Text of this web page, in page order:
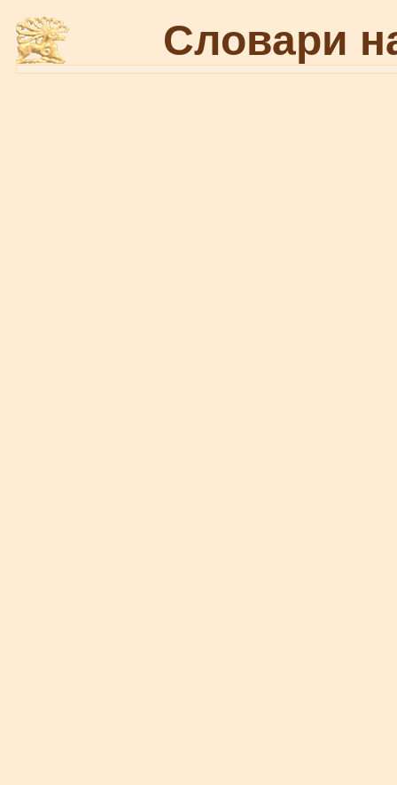
Словари